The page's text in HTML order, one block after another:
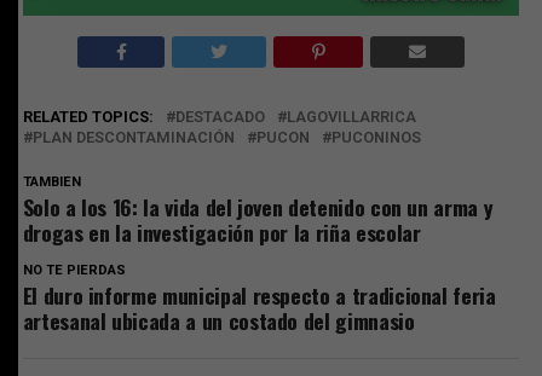
RELATED TOPICS: DESTACADO
LAGOVILLARRICA
PLAN DESCONTAMINACIÓN
PUCON PUCONINOS
TAMBIEN
Solo a los 16: la vida del joven detenido con un arma y
drogas en la investigación por la riña escolar
NO TE PIERDAS
El duro informe municipal respecto a tradicional feria
artesanal ubicada a un costado del gimnasio